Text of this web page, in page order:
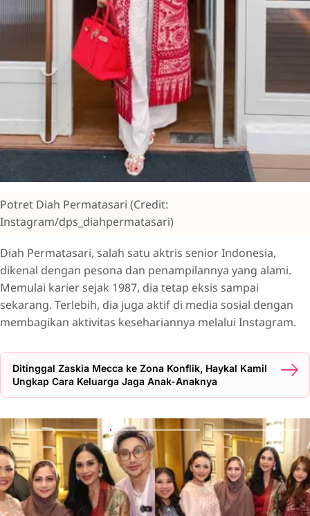
Potret Diah Permatasari (Credit:
Instagram/dps_diahpermatasari)
Diah Permatasari, salah satu aktris senior Indonesia,
dikenal dengan pesona dan penampilannya yang alami.
Memulai karier sejak 1987, dia tetap eksis sampai
sekarang. Terlebih, dia juga aktif di media sosial dengan
membagikan aktivitas kesehariannya melalui Instagram.
Ditinggal Zaskia Mecca ke Zona Konflik, Haykal Kamil
Ungkap Cara Keluarga Jaga Anak-Anaknya